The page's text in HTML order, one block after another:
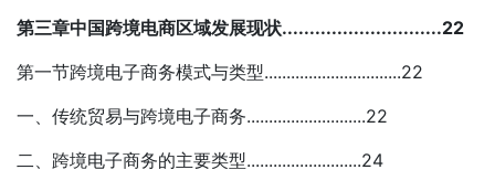
第三章中国跨境电商区域发展现状.............................22
第一节跨境电子商务模式与类型...............................22
一、传统贸易与跨境电子商务...........................22
二、跨境电子商务的主要类型..........................24